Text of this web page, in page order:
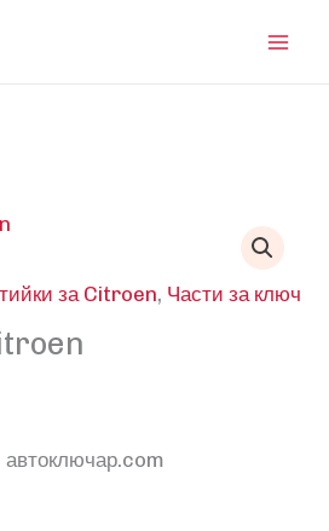
за Citroen, Части за ключ